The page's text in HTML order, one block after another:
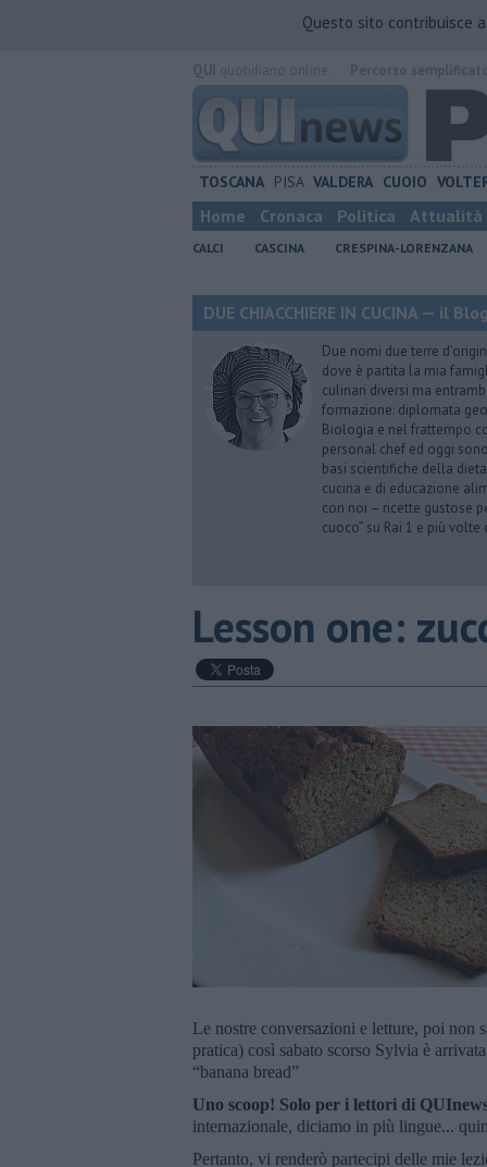
Questo sito contribuisce
TOSCANA PISA VALDERA CUOIO
Home Cronaca Politica Attualità
CALCI CASCINA CRESPINA-LORENZANA
DUE CHIACCHIERE IN CUCINA — il
Due nomi due terre
dove è partita la mia
culinari diversi ma
formazione: diplomata
Biologia e nel frattempo
personal chef ed oggi
basi scientifiche della
cucina e di educazione
con noi – ricette gustose
cuoco” su Rai 1 e più volte
​Lesson one:
Le nostre conversazioni e letture, poi non
pratica) così sabato scorso Sylvia è
“banana bread”
Uno scoop! Solo per i lettori di
internazionale, diciamo in più lingue...
Pertanto, vi renderò partecipi delle mie